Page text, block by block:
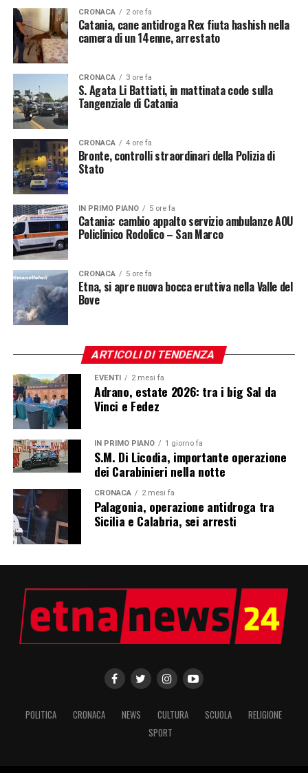
CRONACA 2 ore fa
Catania, cane antidroga Rex fiuta hashish nella
camera di un 14enne, arrestato
CRONACA 3 ore fa
S. Agata Li Battiati, in mattinata code sulla
Tangenziale di Catania
CRONACA 4 ore fa
Bronte, controlli straordinari della Polizia di
Stato
IN PRIMO PIANO 5 ore fa
Catania: cambio appalto servizio ambulanze AOU
Policlinico Rodolico – San Marco
CRONACA 5 ore fa
Etna, si apre nuova bocca eruttiva nella Valle del
Bove
ARTICOLI DI TENDENZA
EVENTI 2 mesi fa
Adrano, estate 2026: tra i big Sal da
Vinci e Fedez
IN PRIMO PIANO 1 giorno fa
S.M. Di Licodia, importante operazione
dei Carabinieri nella notte
CRONACA 2 mesi fa
Palagonia, operazione antidroga tra
Sicilia e Calabria, sei arresti
POLITICA CRONACA NEWS CULTURA SCUOLA
RELIGIONE
SPORT